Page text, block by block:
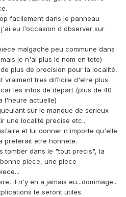
facilement dans le panneau
eu l'occasion d'observer sur
malgache peu commune dans
je n'ai plus le nom en tete)
plus de precision pour la localité,
vraiment tres difficile d'etre plus
les infos de depart (plus de 40
l'heure actuelle)
sur le manque de serieux
une localité precise etc...
et lui donner n'importe qu'elle
preferait etre honnete.
tomber dans le "tout precis", la
piece, une piece
il n'y en a jamais eu...dommage..
te seront utiles.